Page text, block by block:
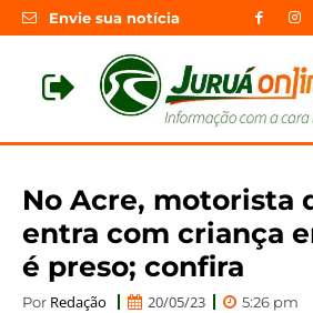
Envie sua notícia
No Acre, motorista
entra com criança
é preso; confira
Por Redação 20/05/23 5:26 pm